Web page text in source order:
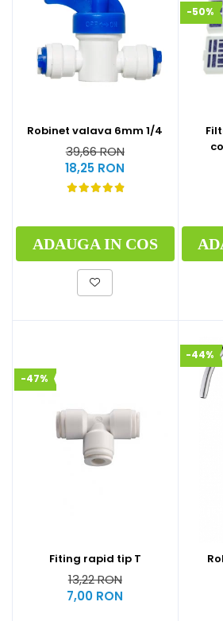
Robinet valava 6mm 1/4
39,66 RON
18,25 RON
ADAUGA IN COS
-50%
-47%
Fiting rapid tip T
13,22 RON
7,00 RON
-44%